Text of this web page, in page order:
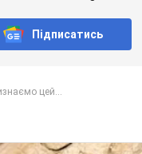
Підписатись
цей...